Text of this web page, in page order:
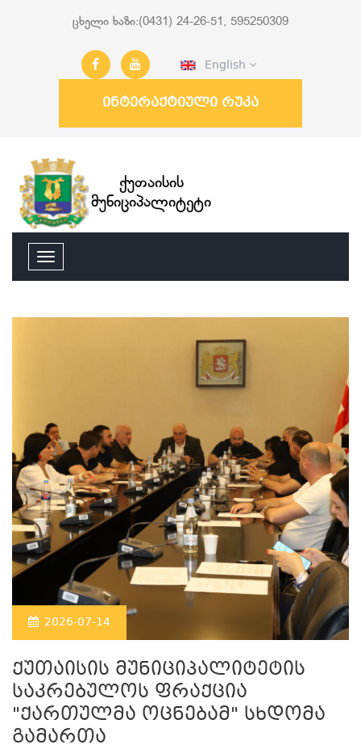
ცხელი ხაზი:(0431) 24-26-51, 595250309
English
ინტერაქტიული რუკა
ქუთაისის
მუნიციპალიტეტი
2026-07-14
ქუთაისის მუნიციპალიტეტის
საკრებულოს ფრაქცია
"ქართულმა ოცნებამ" სხდომა
გამართა